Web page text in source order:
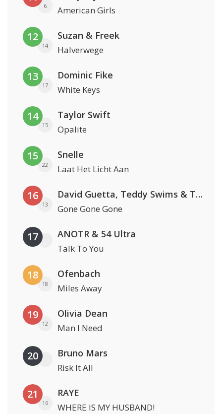
6 American Girls
12
14
Suzan & Freek
Halverwege
13
17
Dominic Fike
White Keys
14
15
Taylor Swift
Opalite
15
22
Snelle
Laat Het Licht Aan
16
13
David Guetta, Teddy Swims & Tones And I
Gone Gone Gone
17 ANOTR & 54 Ultra
Talk To You
18
18
Ofenbach
Miles Away
19
12
Olivia Dean
Man I Need
20 Bruno Mars
Risk It All
21
16
RAYE
WHERE IS MY HUSBAND!